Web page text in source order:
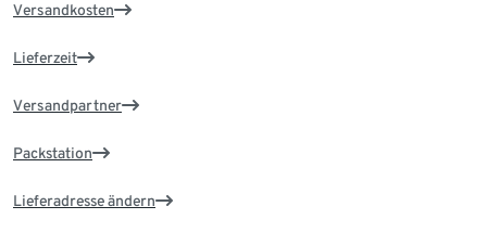
Versandkosten
Lieferzeit
Versandpartner
Packstation
Lieferadresse ändern